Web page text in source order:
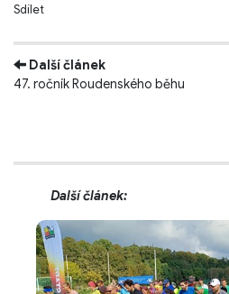
Sdílet
Další článek
47. ročník Roudenského běhu
Další článek: